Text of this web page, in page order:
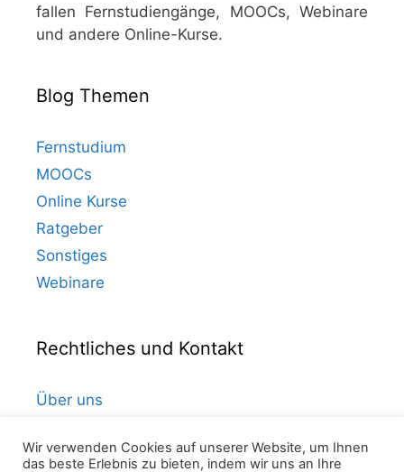
fallen Fernstudiengänge, MOOCs, Webinare
und andere Online-Kurse.
Blog Themen
Fernstudium
MOOCs
Online Kurse
Ratgeber
Sonstiges
Webinare
Rechtliches und Kontakt
Über uns
Datenschutz
Wir verwenden Cookies auf unserer Website, um Ihnen
das beste Erlebnis zu bieten, indem wir uns an Ihre